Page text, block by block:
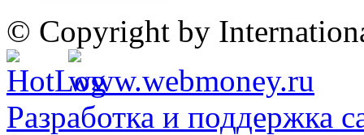
© Copyright by
Разработка и поддержка